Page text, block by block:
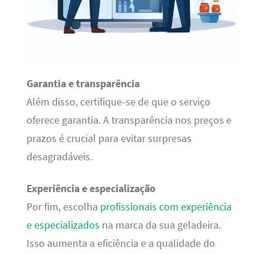
Garantia e transparência
Além disso, certifique-se de que o serviço
oferece garantia. A transparência nos preços e
prazos é crucial para evitar surpresas
desagradáveis.
Experiência e especialização
Por fim, escolha profissionais com experiência
e especializados na marca da sua geladeira.
Isso aumenta a eficiência e a qualidade do